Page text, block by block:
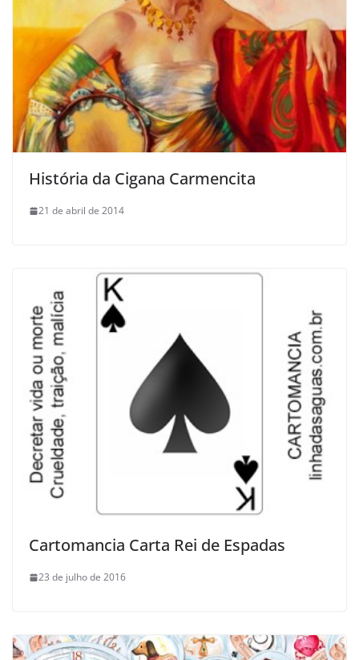
História da Cigana Carmencita
21 de abril de 2014
Cartomancia Carta Rei de Espadas
23 de julho de 2016